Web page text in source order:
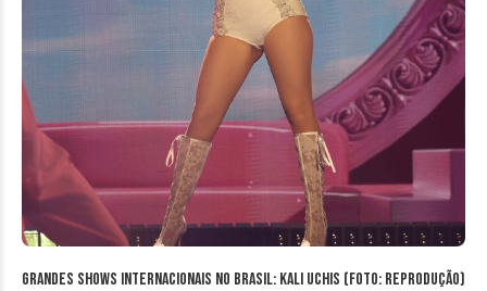
Grandes Shows Internacionais no Brasil: Kali Uchis (Foto: reprodução)